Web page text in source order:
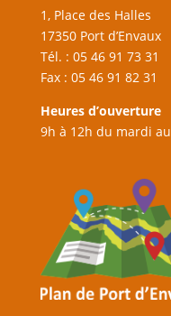
1, Place des Halles
17350 Port d’Envaux
Tél. : 05 46 91 73 31
Fax : 05 46 91 82 31
Heures d’ouverture
9h à 12h du mardi